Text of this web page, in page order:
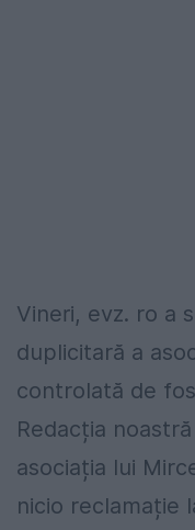
Vineri, evz. ro a
duplicitară a
controlată de
Redacția
asociația lui
nicio reclamație